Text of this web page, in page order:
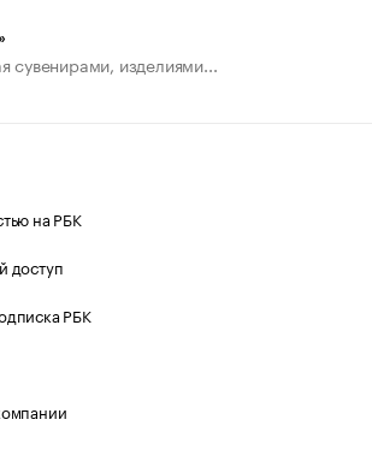
сувенирами, изделиями...
на РБК
доступ
РБК